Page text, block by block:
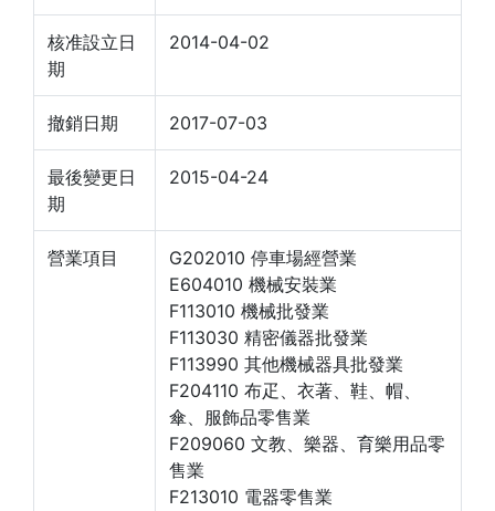
核准設立日
期
2014-04-02
撤銷日期 2017-07-03
最後變更日
期
2015-04-24
營業項目
G202010 停車場經營業
E604010 機械安裝業
F113010 機械批發業
F113030 精密儀器批發業
F113990 其他機械器具批發業
F204110 布疋、衣著、鞋、帽、
傘、服飾品零售業
F209060 文教、樂器、育樂用品零
售業
F213010 電器零售業